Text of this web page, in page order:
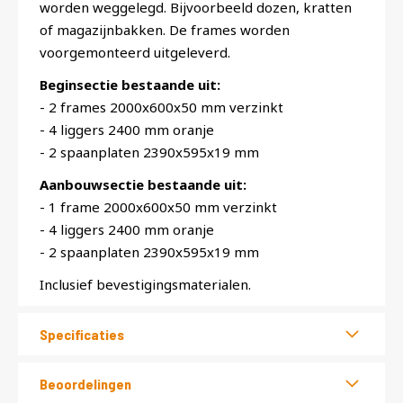
worden weggelegd. Bijvoorbeeld dozen, kratten
of magazijnbakken. De frames worden
voorgemonteerd uitgeleverd.
Beginsectie bestaande uit:
- 2 frames 2000x600x50 mm verzinkt
- 4 liggers 2400 mm oranje
- 2 spaanplaten 2390x595x19 mm
Aanbouwsectie bestaande uit:
- 1 frame 2000x600x50 mm verzinkt
- 4 liggers 2400 mm oranje
- 2 spaanplaten 2390x595x19 mm
Inclusief bevestigingsmaterialen.
Specificaties
Beoordelingen